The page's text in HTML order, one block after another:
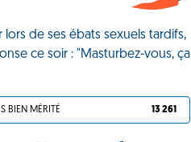
de ses ébats sexuels tardifs,
ce soir : "Masturbez-vous, ça
BIEN MÉRITÉ 13 261